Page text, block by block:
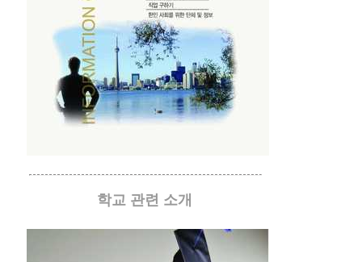
학교 관련 소개